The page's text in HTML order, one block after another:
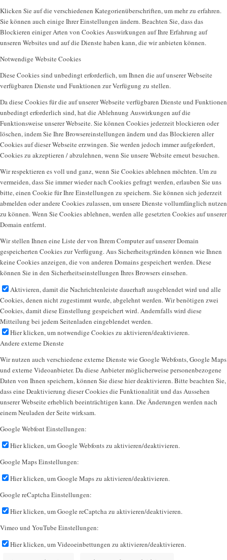
Klicken Sie auf die verschiedenen Kategorienüberschriften, um mehr zu erfahren.
Sie können auch einige Ihrer Einstellungen ändern. Beachten Sie, dass das
Blockieren einiger Arten von Cookies Auswirkungen auf Ihre Erfahrung auf
unseren Websites und auf die Dienste haben kann, die wir anbieten können.
Notwendige Website Cookies
Diese Cookies sind unbedingt erforderlich, um Ihnen die auf unserer Webseite
verfügbaren Dienste und Funktionen zur Verfügung zu stellen.
Da diese Cookies für die auf unserer Webseite verfügbaren Dienste und Funktionen
unbedingt erforderlich sind, hat die Ablehnung Auswirkungen auf die
Funktionsweise unserer Webseite. Sie können Cookies jederzeit blockieren oder
löschen, indem Sie Ihre Browsereinstellungen ändern und das Blockieren aller
Cookies auf dieser Webseite erzwingen. Sie werden jedoch immer aufgefordert,
Cookies zu akzeptieren / abzulehnen, wenn Sie unsere Website erneut besuchen.
Wir respektieren es voll und ganz, wenn Sie Cookies ablehnen möchten. Um zu
vermeiden, dass Sie immer wieder nach Cookies gefragt werden, erlauben Sie uns
bitte, einen Cookie für Ihre Einstellungen zu speichern. Sie können sich jederzeit
abmelden oder andere Cookies zulassen, um unsere Dienste vollumfänglich nutzen
zu können. Wenn Sie Cookies ablehnen, werden alle gesetzten Cookies auf unserer
Domain entfernt.
Wir stellen Ihnen eine Liste der von Ihrem Computer auf unserer Domain
gespeicherten Cookies zur Verfügung. Aus Sicherheitsgründen können wie Ihnen
keine Cookies anzeigen, die von anderen Domains gespeichert werden. Diese
können Sie in den Sicherheitseinstellungen Ihres Browsers einsehen.
Aktivieren, damit die Nachrichtenleiste dauerhaft ausgeblendet wird und alle
Cookies, denen nicht zugestimmt wurde, abgelehnt werden. Wir benötigen zwei
Cookies, damit diese Einstellung gespeichert wird. Andernfalls wird diese
Mitteilung bei jedem Seitenladen eingeblendet werden.
Hier klicken, um notwendige Cookies zu aktivieren/deaktivieren.
Andere externe Dienste
Wir nutzen auch verschiedene externe Dienste wie Google Webfonts, Google Maps
und externe Videoanbieter. Da diese Anbieter möglicherweise personenbezogene
Daten von Ihnen speichern, können Sie diese hier deaktivieren. Bitte beachten Sie,
dass eine Deaktivierung dieser Cookies die Funktionalität und das Aussehen
unserer Webseite erheblich beeinträchtigen kann. Die Änderungen werden nach
einem Neuladen der Seite wirksam.
Google Webfont Einstellungen:
Hier klicken, um Google Webfonts zu aktivieren/deaktivieren.
Google Maps Einstellungen:
Hier klicken, um Google Maps zu aktivieren/deaktivieren.
Google reCaptcha Einstellungen:
Hier klicken, um Google reCaptcha zu aktivieren/deaktivieren.
Vimeo und YouTube Einstellungen:
Hier klicken, um Videoeinbettungen zu aktivieren/deaktivieren.